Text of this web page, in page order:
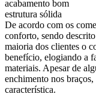
acabamento bom
estrutura sólida
De acordo com os
conforto, sendo
maioria dos clientes o
benefício, elogiando a
materiais. Apesar de
enchimento nos braços,
característica.